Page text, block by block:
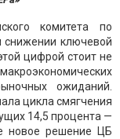
комитета по
снижении ключевой
цифрой стоит не
ожиданий.
цикла смягчения
14,5 процента —
новое решение ЦБ